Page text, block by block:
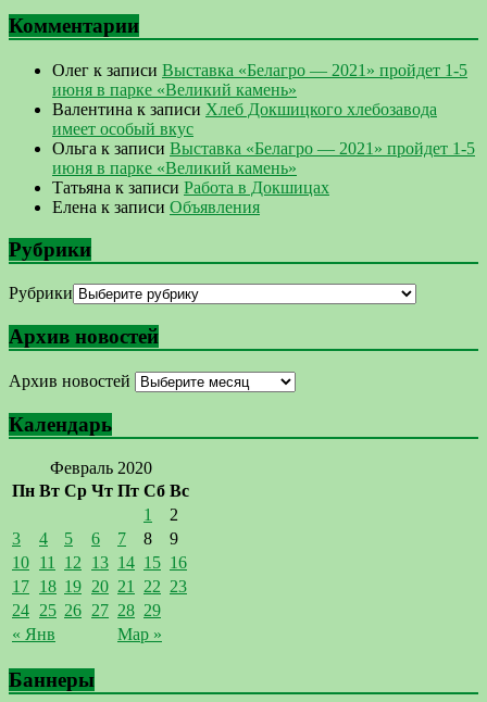
Комментарии
Олег к записи Выставка «Белагро — 2021» пройдет 1-5
июня в парке «Великий камень»
Валентина к записи Хлеб Докшицкого хлебозавода
имеет особый вкус
Ольга к записи Выставка «Белагро — 2021» пройдет 1-5
июня в парке «Великий камень»
Татьяна к записи Работа в Докшицах
Елена к записи Объявления
Рубрики
Рубрики
Архив новостей
Архив новостей
Календарь
Февраль 2020
Пн Вт Ср Чт Пт Сб Вс
« Янв Мар »
1
2
3
4 5 6 7 8
9
10 11 12 13 14 15 16
17 18 19 20 21 22 23
24 25 26 27 28 29
Баннеры